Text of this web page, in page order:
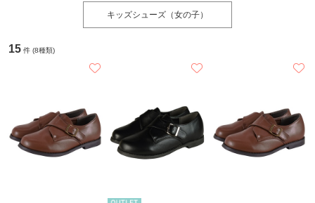
キッズシューズ（女の子）
15 件 (8種類)